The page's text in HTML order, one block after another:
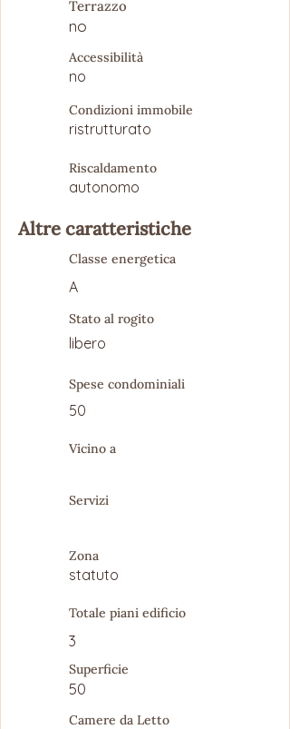
Terrazzo
no
Accessibilità
no
Condizioni immobile
ristrutturato
Riscaldamento
autonomo
Altre caratteristiche
Classe energetica
A
Stato al rogito
libero
Spese condominiali
50
Vicino a
Servizi
Zona
statuto
Totale piani edificio
3
Superficie
50
Camere da Letto